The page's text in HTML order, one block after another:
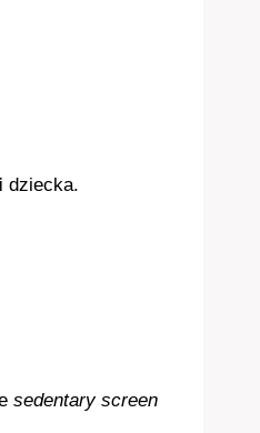
dziecka.
sedentary screen